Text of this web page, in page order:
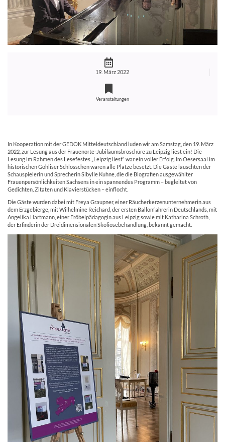
19. März 2022
Veranstaltungen
In Kooperation mit der GEDOK Mitteldeutschland luden wir am Samstag, den 19. März
2022, zur Lesung aus der Frauenorte-Jubiläumsbroschüre zu Leipzig liest ein! Die
Lesung im Rahmen des Lesefestes „Leipzig liest“ war ein voller Erfolg. Im Oesersaal im
historischen Gohliser Schlösschen waren alle Plätze besetzt. Die Gäste lauschten der
Schauspielerin und Sprecherin Sibylle Kuhne, die die Biografien ausgewählter
Frauenpersönlichkeiten Sachsens in ein spannendes Programm – begleitet von
Gedichten, Zitaten und Klavierstücken – einflocht.
Die Gäste wurden dabei mit Freya Graupner, einer Räucherkerzenunternehmerin aus
dem Erzgebierge, mit Wilhelmine Reichard, der ersten Ballonfahrerin Deutschlands, mit
Angelika Hartmann, einer Fröbelpädagogin aus Leipzig sowie mit Katharina Schroth,
der Erfinderin der Dreidimensionalen Skoliosebehandlung, bekannt gemacht.